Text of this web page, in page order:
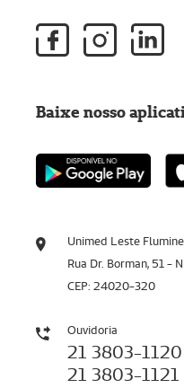
Unimed Leste
Rua Dr. Borman, 51 -
CEP: 24020-320
Ouvidoria
21 3803-1120
21 3803-1121
Baixe nosso